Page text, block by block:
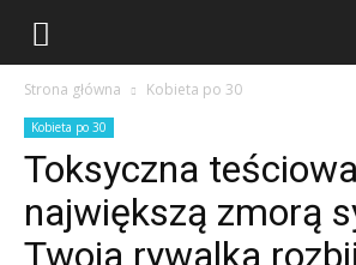
Strona główna Kobieta po 30
Kobieta po 30
Toksyczna teściowa
największą zmorą
Twoja rywalka